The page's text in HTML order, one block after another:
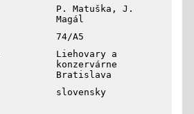
P. Matuška, J.
Magál
74/A5
Liehovary a
konzervárne
Bratislava
slovensky